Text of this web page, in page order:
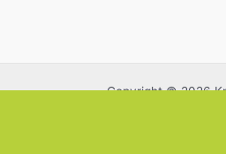
Copyright © 2026